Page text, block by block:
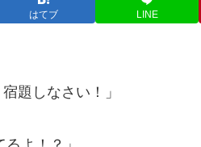
はてブ LINE
題しなさい！」